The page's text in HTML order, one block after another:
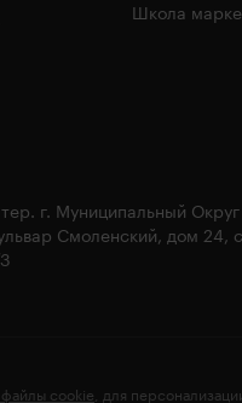
Школа
г. Муниципальный Округ
Смоленский, дом 24,
файлы cookie , для